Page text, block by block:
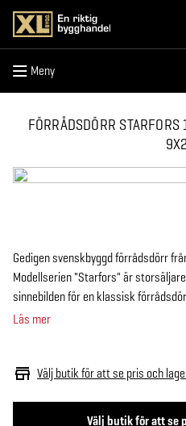
Meny
Meny
FÖRRÅDSDÖRR
Välj butik för att se
Välj butik för att se pris och
Gedigen svenskbyggd förrådsdörr
Modellserien "Starfors" är
sinnebilden för en klassisk
Läs mer